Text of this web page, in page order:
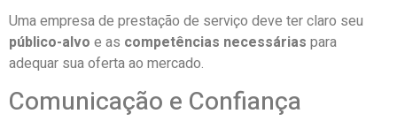
Uma empresa de prestação de serviço deve ter claro seu
público-alvo e as competências necessárias para
adequar sua oferta ao mercado.
Comunicação e Confiança